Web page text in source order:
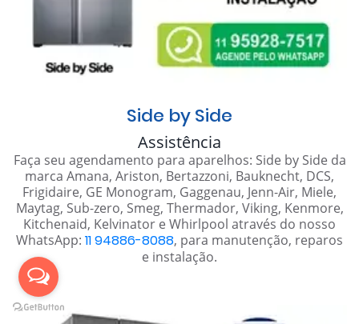
Side by Side
Assistência
Faça seu agendamento para aparelhos: Side by Side da
marca Amana, Ariston, Bertazzoni, Bauknecht, DCS,
Frigidaire, GE Monogram, Gaggenau, Jenn-Air, Miele,
Maytag, Sub-zero, Smeg, Thermador, Viking, Kenmore,
Kitchenaid, Kelvinator e Whirlpool através do nosso
WhatsApp: 11 94886-8088, para manutenção, reparos
e instalação.